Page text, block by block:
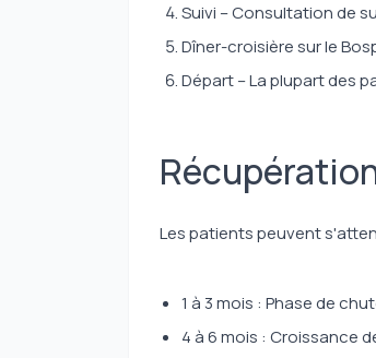
Suivi – Consultation de
Dîner-croisière sur le
Départ – La plupart des
Les patients peuvent
1 à 3 mois : Phase de
4 à 6 mois : Croissance